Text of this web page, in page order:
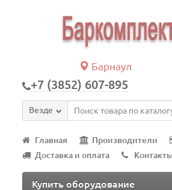
Барнаул
+7 (3852) 607-895
Везде
Главная Производители
Доставка и оплата
Контакты
Купить оборудование